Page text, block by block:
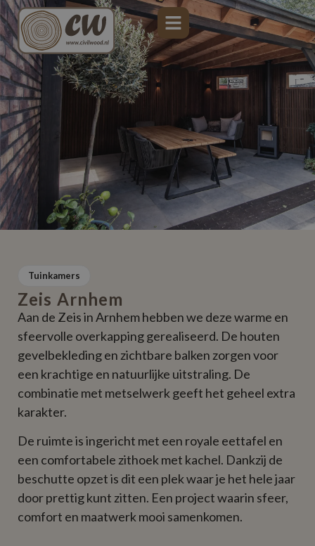
Zeis Arnhem
Aan de Zeis in Arnhem hebben we deze warme en
sfeervolle overkapping gerealiseerd. De houten
gevelbekleding en zichtbare balken zorgen voor
een krachtige en natuurlijke uitstraling. De
combinatie met metselwerk geeft het geheel extra
karakter.
De ruimte is ingericht met een royale eettafel en
een comfortabele zithoek met kachel. Dankzij de
beschutte opzet is dit een plek waar je het hele jaar
door prettig kunt zitten. Een project waarin sfeer,
comfort en maatwerk mooi samenkomen.
Tuinkamers